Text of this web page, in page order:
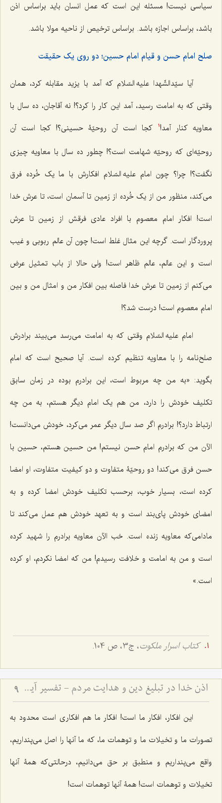
سیاسی نیست! مسئله این است که عمل انسان باید براساس اذن
باشد، براساس اجازه باشد. براساس ترخیص از ناحیه مولا باشد.
صلح امام حسن و قیام امام حسین؛ دو روی یک حقیقت
آیا سیّدالشّهدا علیه السّلام که آمد با یزید مقابله کرد، همان
وقتی که به امامت رسید، آمد این کار را کرد؟! نه آقاجان، ده سال با
معاویه کنار آمد!1
کجا است آن روحیّۀ حسینی؟! کجا است آن
روحیّه‌ای که روحیّه شهامت است؟! چطور ده سال با معاویه چیزی
نگفت؟! چرا؟ چون امام علیه السّلام افکارش با ما یک خُرده فرق
می‌کند، منظور من از یک خُرده از زمین تا آسمان است، تا عرش خدا
است! افکار امام معصوم با افراد عادی فرقش از زمین تا عرش
پروردگار است. گرچه این مثال غلط است! چون آن عالم ربوبی و غیب
است و این عالم، عالم ظاهر است! ولی حالا از باب تمثیل عرض
می‌کنم از زمین تا عرش خدا فاصله بین افکار من و امثال من و بین
امام معصوم است! درست شد؟!
امام علیه السّلام وقتی که به امامت می‌رسد می‌بیند برادرش
صلح‌نامه را با معاویه تنظیم کرده است. آیا صحیح است که امام
بگوید: «به من چه مربوط است، این برادرم بوده در زمان سابق
تکلیف خودش را دارد، من هم یک امام دیگر هستم، به من چه
ارتباط دارد؟! برادرم اگر صد سال دیگر عمر می‌کرد، خودش می‌دانست!
الآن من که برادرم امام حسن نیستم! من حسین هستم، حسین با
حسن فرق می‌کند! دو روحیّۀ متفاوت و دو کیفیت متفاوت، او امضا
کرده است، بسیار خوب، برحسب تکلیف خودش امضا کرده و به
امضای خودش پای‌بند است و به تعهد خودش هم عمل می‌کند تا
مادامی‌که معاویه زنده است. خب الآن معاویه برادرم را شهید کرده
است و من به امامت و خلافت رسیدم! من که امضا نکردم، او کرده
است.»
کتاب اسرار ملکوت، ج3، ص 104.
اذن خدا در تبلیغ دین و هدایت مردم - تفسیر آیه ﴿يَٰٓأَيُّهَا ٱلنَّبِيُّ إِنَّآ أَرۡسَلۡنَٰكَ شَٰهِدٗا وَمُبَشِّرٗا وَنَذِيرٗا * وَدَاعِيًا إِلَى ٱللَهِ بِإِذۡنِهِۦ وَسِرَاجٗا مُّنِيرٗا﴾ 9
این افکار، افکار ما است! افکار ما هم افکاری است محدود به
تصورات ما و تخیلات ما و توهمات ما، که ما آنها را اصل می‌پنداریم،
واقع می‌پنداریم و منطبق بر حق می‌دانیم، درحالتی‌که همۀ آنها
تخیلات و توهمات است! همۀ آنها توهمات است!